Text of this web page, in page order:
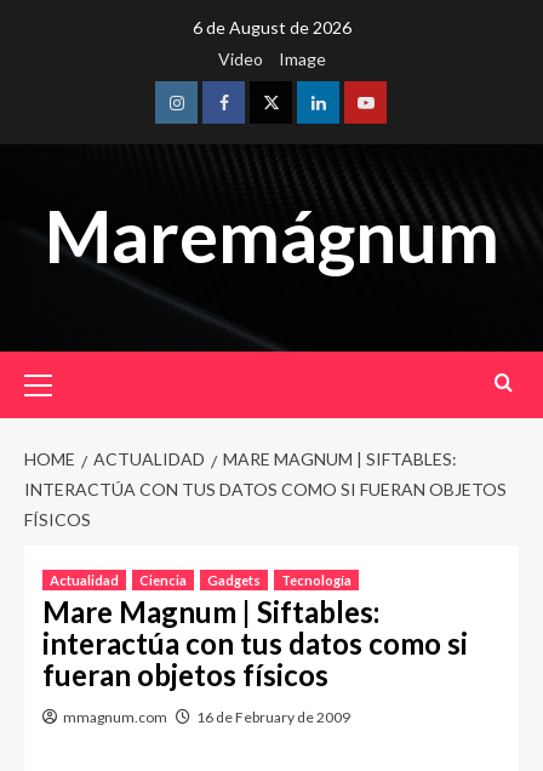
6 de August de 2026
Video
Image
InstagramFacebookTwitterLinkedinYoutube
Maremágnum
Menu
HOME ACTUALIDAD
MARE MAGNUM | SIFTABLES:
INTERACTÚA CON TUS DATOS COMO SI FUERAN OBJETOS
FÍSICOS
Actualidad Ciencia Gadgets Tecnología
Mare Magnum | Siftables:
interactúa con tus datos como si
fueran objetos físicos
mmagnum.com 16 de February de 2009